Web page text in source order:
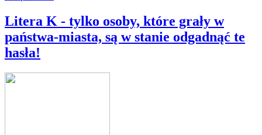
Litera K - tylko osoby, które grały w
państwa-miasta, są w stanie odgadnąć te
hasła!